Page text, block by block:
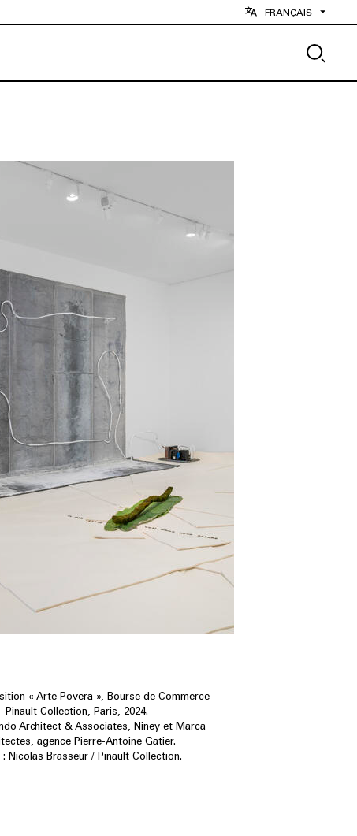
FRANÇAIS
« Arte Povera », Bourse de Commerce –
Pinault Collection, Paris, 2024.
Architect & Associates, Niney et Marca
agence Pierre-Antoine Gatier.
: Nicolas Brasseur / Pinault Collection.